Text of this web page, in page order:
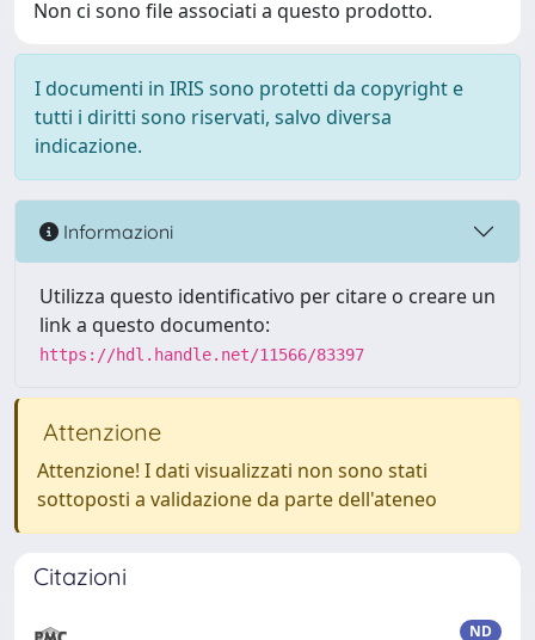
Non ci sono file associati a questo prodotto.
I documenti in IRIS sono protetti da copyright e
tutti i diritti sono riservati, salvo diversa
indicazione.
Informazioni
Utilizza questo identificativo per citare o creare un
link a questo documento:
https://hdl.handle.net/11566/83397
Attenzione
Attenzione! I dati visualizzati non sono stati
sottoposti a validazione da parte dell'ateneo
Citazioni
ND